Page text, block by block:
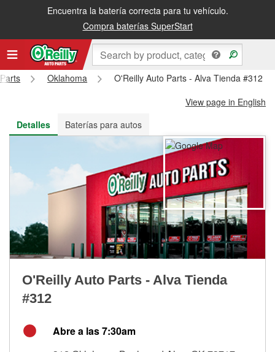
Encuentra la batería correcta para tu vehículo.
Compra baterías SuperStart
Recibe tu orden gratis al día siguiente o recógela en la tienda
Oklahoma
O'Reilly Auto Parts - Alva Tienda #312
View page in English
Detalles
Baterías para autos
O'Reilly Auto Parts - Alva Tienda
#312
Abre a las 7:30am